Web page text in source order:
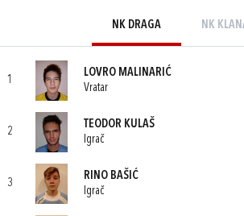
NK DRAGA NK
1
LOVRO MALINARIĆ
Vratar
2
TEODOR KULAŠ
Igrač
3
RINO BAŠIĆ
Igrač